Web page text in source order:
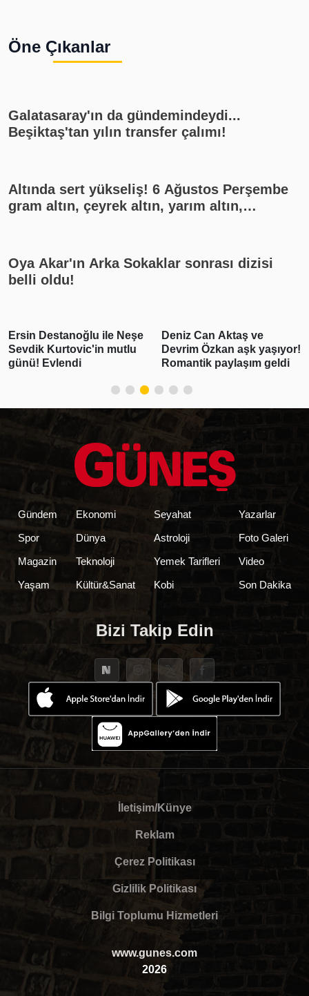
Öne Çıkanlar
Galatasaray'ın da gündemindeydi...
Beşiktaş'tan yılın transfer çalımı!
Altında sert yükseliş! 6 Ağustos Perşembe
gram altın, çeyrek altın, yarım altın,
Oya Akar'ın Arka Sokaklar sonrası dizisi
belli oldu!
Ersin Destanoğlu ile Neşe
Sevdik Kurtovic'in mutlu
günü! Evlendi
Deniz Can Aktaş ve
Devrim Özkan aşk yaşıyor!
Romantik paylaşım geldi
Gündem
Spor
Magazin
Yaşam
Ekonomi
Dünya
Teknoloji
Kültür&Sanat
Seyahat
Astroloji
Yemek Tarifleri
Kobi
Yazarlar
Foto Galeri
Video
Son Dakika
Bizi Takip Edin
İletişim/Künye
Reklam
Çerez Politikası
Gizlilik Politikası
Bilgi Toplumu Hizmetleri
www.gunes.com
2026